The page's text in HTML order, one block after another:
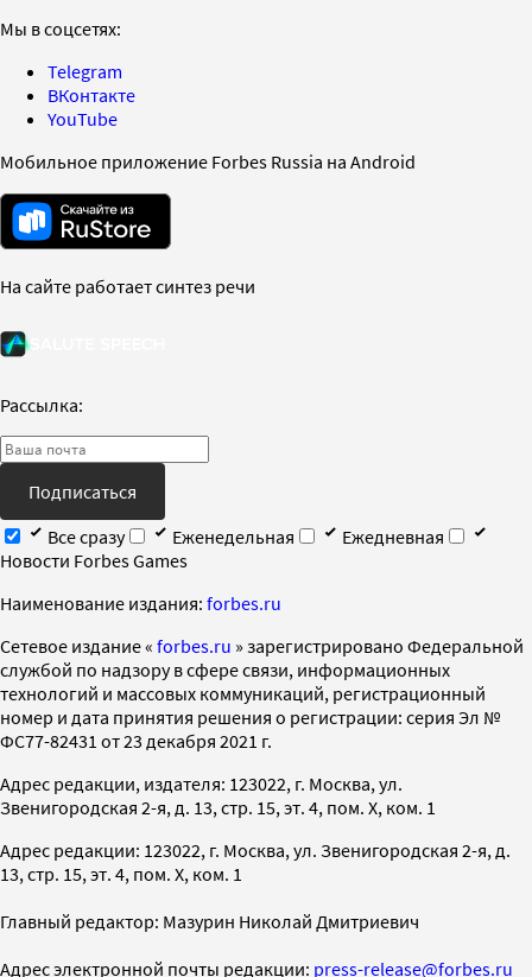
Мы в соцсетях:
Telegram
ВКонтакте
YouTube
Мобильное приложение Forbes Russia на Android
На сайте работает синтез речи
Рассылка:
Подписаться
Все сразу
Еженедельная
Ежедневная
Новости Forbes Games
Наименование издания: forbes.ru
Cетевое издание « forbes.ru » зарегистрировано Федеральной
службой по надзору в сфере связи, информационных
технологий и массовых коммуникаций, регистрационный
номер и дата принятия решения о регистрации: серия Эл №
ФС77-82431 от 23 декабря 2021 г.
Адрес редакции, издателя: 123022, г. Москва, ул.
Звенигородская 2-я, д. 13, стр. 15, эт. 4, пом. X, ком. 1
Адрес редакции: 123022, г. Москва, ул. Звенигородская 2-я, д.
13, стр. 15, эт. 4, пом. X, ком. 1
Главный редактор: Мазурин Николай Дмитриевич
Адрес электронной почты редакции: press-release@forbes.ru